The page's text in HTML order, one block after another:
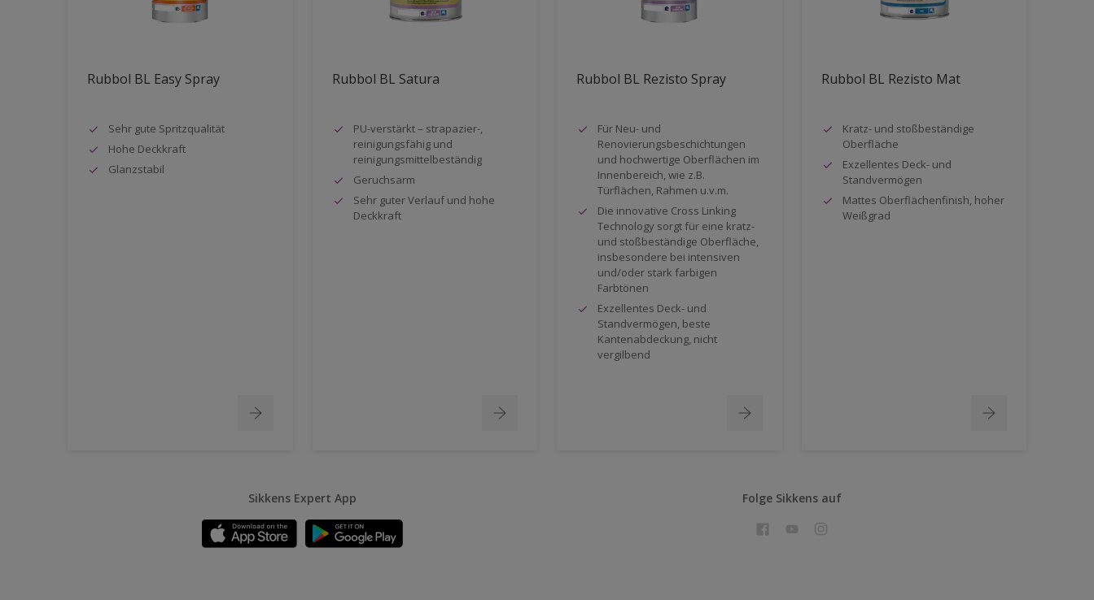
Rubbol BL Easy Spray
Sehr gute Spritzqualität
Hohe Deckkraft
Glanzstabil
Rubbol BL Satura
PU-verstärkt – strapazier-,
reinigungsfähig und
reinigungsmittelbeständig
Geruchsarm
Sehr guter Verlauf und hohe
Deckkraft
Rubbol BL Rezisto Spray
Für Neu- und
Renovierungsbeschichtungen
und hochwertige Oberflächen im
Innenbereich, wie z.B.
Türflächen, Rahmen u.v.m.
Die innovative Cross Linking
Technology sorgt für eine kratz-
und stoßbeständige Oberfläche,
insbesondere bei intensiven
und/oder stark farbigen
Farbtönen
Exzellentes Deck- und
Standvermögen, beste
Kantenabdeckung, nicht
vergilbend
Rubbol BL Rezisto Mat
Kratz- und stoßbeständige
Oberfläche
Exzellentes Deck- und
Standvermögen
Mattes Oberflächenfinish, hoher
Weißgrad
Sikkens Expert App Folge Sikkens auf